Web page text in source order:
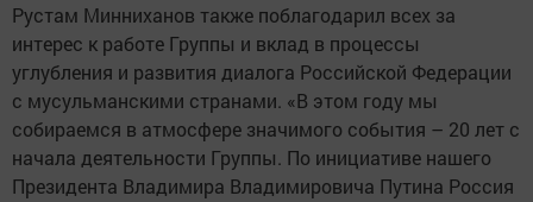
Рустам Минниханов также поблагодарил всех за
интерес к работе Группы и вклад в процессы
углубления и развития диалога Российской Федерации
с мусульманскими странами. «В этом году мы
собираемся в атмосфере значимого события – 20 лет с
начала деятельности Группы. По инициативе нашего
Президента Владимира Владимировича Путина Россия